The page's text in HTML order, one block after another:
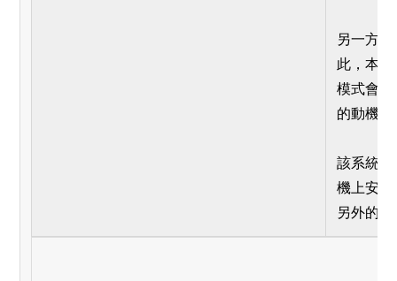
另一方
此，本
模式會
的動機。
該系統
機上安
另外的